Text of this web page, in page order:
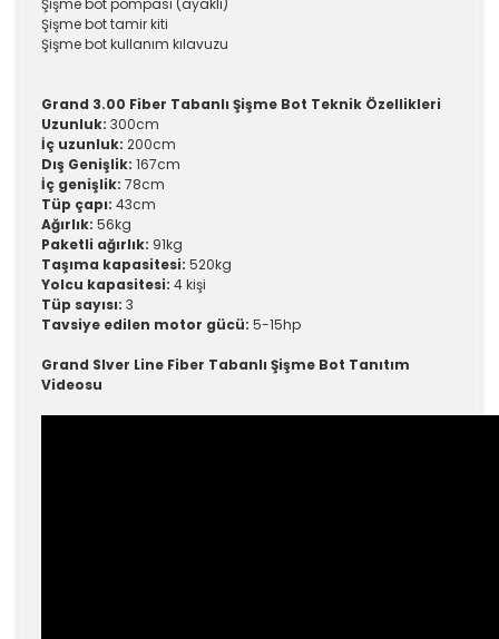
Şişme bot pompası (ayaklı)
Şişme bot tamir kiti
Şişme bot kullanım kılavuzu
Grand 3.00 Fiber Tabanlı Şişme Bot Teknik Özellikleri
Uzunluk: 300cm
İç uzunluk: 200cm
Dış Genişlik: 167cm
İç genişlik: 78cm
Tüp çapı: 43cm
Ağırlık: 56kg
Paketli ağırlık: 91kg
Taşıma kapasitesi: 520kg
Yolcu kapasitesi: 4 kişi
Tüp sayısı: 3
Tavsiye edilen motor gücü: 5-15hp
Grand Slver Line Fiber Tabanlı Şişme Bot Tanıtım
Videosu